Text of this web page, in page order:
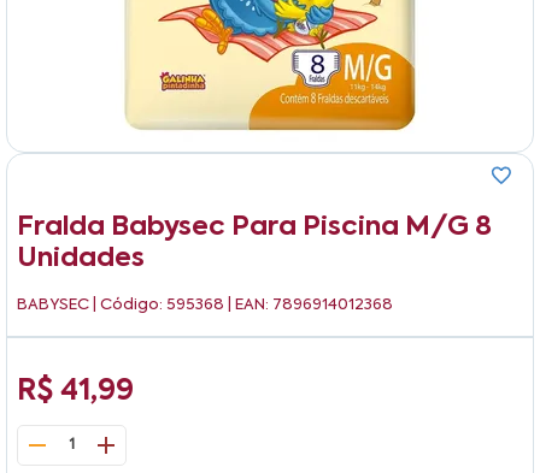
Fralda Babysec Para Piscina M/g 8
Unidades
BABYSEC | Código: 595368 | EAN: 7896914012368
R$ 41,99
1